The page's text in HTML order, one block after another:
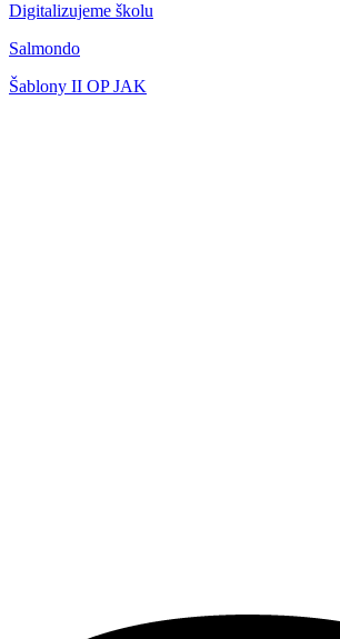
Digitalizujeme školu
Salmondo
Šablony II OP JAK